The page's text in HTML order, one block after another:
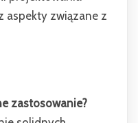
aspekty związane z
zastosowanie?